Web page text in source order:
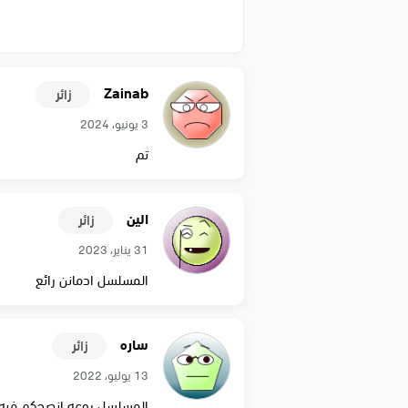
Zainab زائر
3 يونيو، 2024
تم
الين زائر
31 يناير، 2023
المسلسل ادمانن رائع
ساره زائر
13 يوليو، 2022